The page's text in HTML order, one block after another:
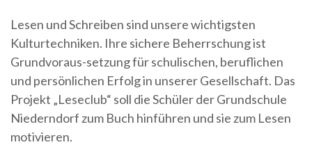
Lesen und Schreiben sind unsere wichtigsten
Kulturtechniken. Ihre sichere Beherrschung ist
Grundvoraus-setzung für schulischen, beruflichen
und persönlichen Erfolg in unserer Gesellschaft. Das
Projekt „Leseclub“ soll die Schüler der Grundschule
Niederndorf zum Buch hinführen und sie zum Lesen
motivieren.